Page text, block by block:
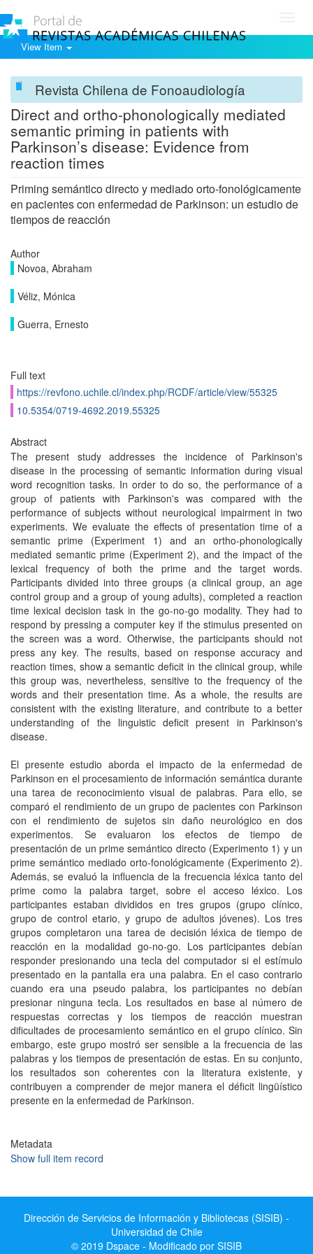
View Item
Revista Chilena de Fonoaudiología
Direct and ortho-phonologically mediated
semantic priming in patients with
Parkinson’s disease: Evidence from
reaction times
Priming semántico directo y mediado orto-fonológicamente
en pacientes con enfermedad de Parkinson: un estudio de
tiempos de reacción
Author
Novoa, Abraham
Véliz, Mónica
Guerra, Ernesto
Full text
https://revfono.uchile.cl/index.php/RCDF/article/view/55325
10.5354/0719-4692.2019.55325
Abstract
The present study addresses the incidence of Parkinson's
disease in the processing of semantic information during visual
word recognition tasks. In order to do so, the performance of a
group of patients with Parkinson's was compared with the
performance of subjects without neurological impairment in two
experiments. We evaluate the effects of presentation time of a
semantic prime (Experiment 1) and an ortho-phonologically
mediated semantic prime (Experiment 2), and the impact of the
lexical frequency of both the prime and the target words.
Participants divided into three groups (a clinical group, an age
control group and a group of young adults), completed a reaction
time lexical decision task in the go-no-go modality. They had to
respond by pressing a computer key if the stimulus presented on
the screen was a word. Otherwise, the participants should not
press any key. The results, based on response accuracy and
reaction times, show a semantic deficit in the clinical group, while
this group was, nevertheless, sensitive to the frequency of the
words and their presentation time. As a whole, the results are
consistent with the existing literature, and contribute to a better
understanding of the linguistic deficit present in Parkinson's
disease.
El presente estudio aborda el impacto de la enfermedad de
Parkinson en el procesamiento de información semántica durante
una tarea de reconocimiento visual de palabras. Para ello, se
comparó el rendimiento de un grupo de pacientes con Parkinson
con el rendimiento de sujetos sin daño neurológico en dos
experimentos. Se evaluaron los efectos de tiempo de
presentación de un prime semántico directo (Experimento 1) y un
prime semántico mediado orto-fonológicamente (Experimento 2).
Además, se evaluó la influencia de la frecuencia léxica tanto del
prime como la palabra target, sobre el acceso léxico. Los
participantes estaban divididos en tres grupos (grupo clínico,
grupo de control etario, y grupo de adultos jóvenes). Los tres
grupos completaron una tarea de decisión léxica de tiempo de
reacción en la modalidad go-no-go. Los participantes debían
responder presionando una tecla del computador si el estímulo
presentado en la pantalla era una palabra. En el caso contrario
cuando era una pseudo palabra, los participantes no debían
presionar ninguna tecla. Los resultados en base al número de
respuestas correctas y los tiempos de reacción muestran
dificultades de procesamiento semántico en el grupo clínico. Sin
embargo, este grupo mostró ser sensible a la frecuencia de las
palabras y los tiempos de presentación de estas. En su conjunto,
los resultados son coherentes con la literatura existente, y
contribuyen a comprender de mejor manera el déficit lingüístico
presente en la enfermedad de Parkinson.
Metadata
Show full item record
Dirección de Servicios de Información y Bibliotecas (SISIB) -
Universidad de Chile
© 2019 Dspace - Modificado por SISIB